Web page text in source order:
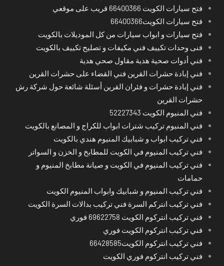
فتح سيارات الكويت 66400366 قريب على موقعي
فتح سيارات الكويت66400366
فتح سيارات و ابواب سيارات من كل الموديلات بالكويت
فنى وحدات تكييف فني مكيفات و تصليح تكييف بالكويت
فني أدوات صحية هدية مقاول صحي هدية
فني إبادة حشرات القرين فني القضاء على حشرات القرين
فني إبادة حشرات و فئران القرين أسئلة شائعة حول شركة رش
حشرات القرين
فني المنيوم الكويت 52227343
فني المنيوم تركيب شترات ابواب للكراج و المصانع بالكويت
فني تركيب ابواب و شبابيك المنيوم هندي بالكويت
فني تركيب المنيوم في الكويت للمطابخ و الخزن و السواتر
فني تركيب المنيوم في الكويت و صيانة مطابخ المنيوم و
حمامات
فني تركيب المنيوم و شبابيك وابواب المنيوم الكويت
فني تركيب انتركم السرة فني تركيب بدالات السرة الكويت
فني تركيب انتركوم الكويت 69622758 فوري
فني تركيب انتركوم الكويت فوري
فني تركيب انتركوم الكويت66428585
فني تركيب انتركوم فوري الكويت